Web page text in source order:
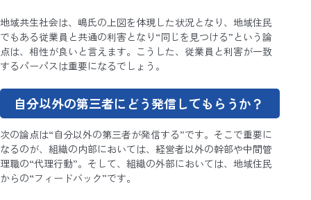
地域共生社会は、嶋氏の上図を体現した状況となり、地域住民
でもある従業員と共通の利害となり“同じを見つける”という論
点は、相性が良いと言えます。こうした、従業員と利害が一致
するパーパスは重要になるでしょう。
自分以外の第三者にどう発信してもらうか？
次の論点は“自分以外の第三者が発信する”です。そこで重要に
なるのが、組織の内部においては、経営者以外の幹部や中間管
理職の“代理行動”。そして、組織の外部においては、地域住民
からの“フィードバック”です。